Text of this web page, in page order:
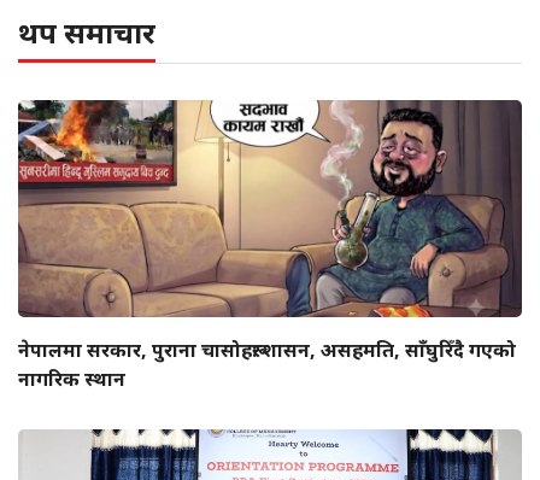
थप समाचार
नेपालमा सरकार, पुराना चासोहरू: शासन, असहमति, साँघुरिँदै गएको
नागरिक स्थान